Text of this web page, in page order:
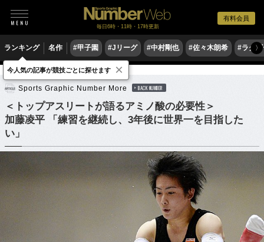
有料会員
毎日6時・11時・17時更新
ランキング 名作 #甲子園 #Jリーグ #中村剛也 #佐々木朗希 #ラグ〉
体操 体操日本代表
Sports Graphic Number More BACK NUMBER
＜トップアスリートが語るアミノ酸の必要性＞
加藤凌平 「練習を継続し、3年後に世界一を目指した
い」
今人気の記事が競技ごとに探せます ×